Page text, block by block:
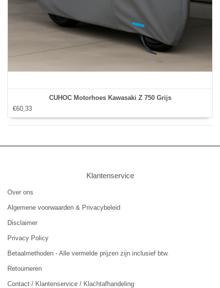
CUHOC Motorhoes Kawasaki Z 750 Grijs
€60,33
Klantenservice
Over ons
Algemene voorwaarden & Privacybeleid
Disclaimer
Privacy Policy
Betaalmethoden - Alle vermelde prijzen zijn inclusief btw.
Retourneren
Contact / Klantenservice / Klachtafhandeling